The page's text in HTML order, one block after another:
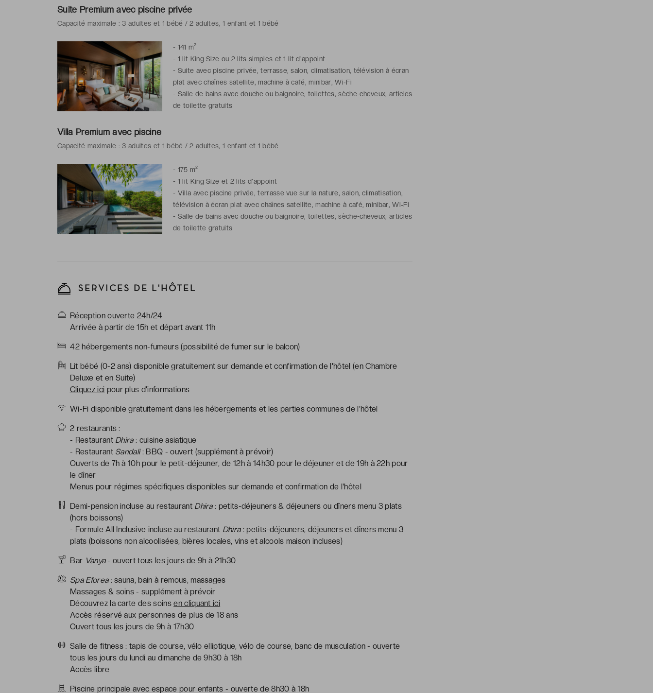
Suite Premium avec piscine privée
Capacité maximale : 3 adultes et 1 bébé / 2 adultes, 1 enfant et 1 bébé
- 141 m²
- 1 lit King Size ou 2 lits simples et 1 lit d'appoint
- Suite avec piscine privée, terrasse, salon, climatisation, télévision à écran
plat avec chaînes satellite, machine à café, minibar, Wi‑Fi
- Salle de bains avec douche ou baignoire, toilettes, sèche-cheveux, articles
de toilette gratuits
Villa Premium avec piscine
Capacité maximale : 3 adultes et 1 bébé / 2 adultes, 1 enfant et 1 bébé
- 175 m²
- 1 lit King Size et 2 lits d'appoint
- Villa avec piscine privée, terrasse vue sur la nature, salon, climatisation,
télévision à écran plat avec chaînes satellite, machine à café, minibar, Wi‑Fi
- Salle de bains avec douche ou baignoire, toilettes, sèche-cheveux, articles
de toilette gratuits
SERVICES DE L'HÔTEL
Réception ouverte 24h/24
Arrivée à partir de 15h et départ avant 11h
42 hébergements non-fumeurs (possibilité de fumer sur le balcon)
Lit bébé (0-2 ans) disponible gratuitement sur demande et confirmation de l'hôtel (en Chambre
Deluxe et en Suite)
Cliquez ici pour plus d'informations
Wi-Fi disponible gratuitement dans les hébergements et les parties communes de l'hôtel
2 restaurants :
- Restaurant Dhira: cuisine asiatique
- Restaurant Sandali: BBQ - ouvert (supplément à prévoir)
Ouverts de 7h à 10h pour le petit-déjeuner, de 12h à 14h30 pour le déjeuner et de 19h à 22h pour
le dîner
Menus pour régimes spécifiques disponibles sur demande et confirmation de l'hôtel
Demi-pension incluse au restaurant Dhira: petits-déjeuners & déjeuners ou dîners menu 3 plats
(hors boissons)
- Formule All Inclusive incluse au restaurant Dhira: petits-déjeuners, déjeuners et dîners menu 3
plats (boissons non alcoolisées, bières locales, vins et alcools maison incluses)
Bar Vanya- ouvert tous les jours de 9h à 21h30
Spa Eforea: sauna, bain à remous, massages
Massages & soins - supplément à prévoir
Découvrez la carte des soinsen cliquant ici
Accès réservé aux personnes de plus de 18 ans
Ouvert tous les jours de 9h à 17h30
Salle de fitness : tapis de course, vélo elliptique, vélo de course, banc de musculation - ouverte
tous les jours du lundi au dimanche de 9h30 à 18h
Accès libre
Piscine principale avec espace pour enfants - ouverte de 8h30 à 18h